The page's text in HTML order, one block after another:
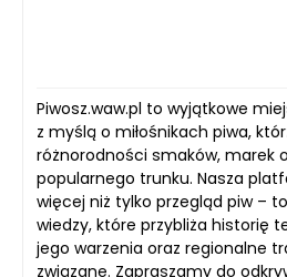
Piwosz.waw.pl to wyjątkowe
z myślą o miłośnikach piwa,
różnorodności smaków, marek
popularnego trunku. Nasza
więcej niż tylko przegląd piw –
wiedzy, które przybliża historię
jego warzenia oraz regionalne
związane. Zapraszamy do